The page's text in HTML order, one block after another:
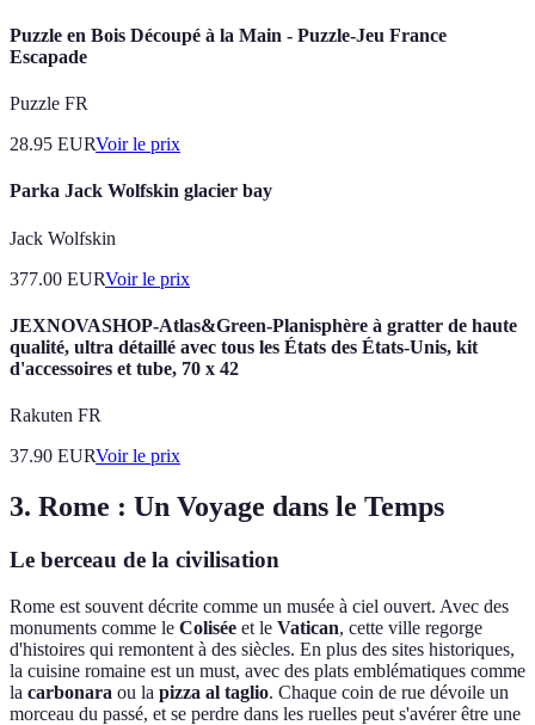
Puzzle en Bois Découpé à la Main - Puzzle-Jeu France
Escapade
Puzzle FR
28.95 EURVoir le prix
Parka Jack Wolfskin glacier bay
Jack Wolfskin
377.00 EURVoir le prix
JEXNOVASHOP-Atlas&Green-Planisphère à gratter de haute
qualité, ultra détaillé avec tous les États des États-Unis, kit
d'accessoires et tube, 70 x 42
Rakuten FR
37.90 EURVoir le prix
3. Rome : Un Voyage dans le Temps
Le berceau de la civilisation
Rome est souvent décrite comme un musée à ciel ouvert. Avec des
monuments comme le Colisée et le Vatican, cette ville regorge
d'histoires qui remontent à des siècles. En plus des sites historiques,
la cuisine romaine est un must, avec des plats emblématiques comme
la carbonara ou la pizza al taglio. Chaque coin de rue dévoile un
morceau du passé, et se perdre dans les ruelles peut s'avérer être une